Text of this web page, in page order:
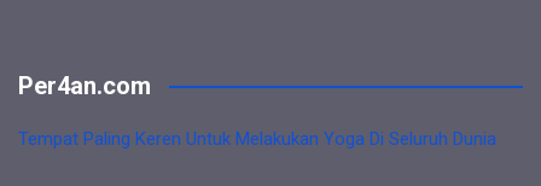
Per4an.com
Tempat Paling Keren Untuk Melakukan Yoga Di Seluruh Dunia